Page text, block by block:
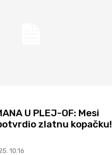
U PLEJ-OF: Mesi
zlatnu kopačku!
10:16